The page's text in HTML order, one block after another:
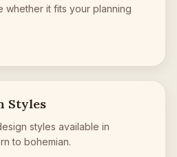
whether it fits your planning
Styles
styles available in
to bohemian.